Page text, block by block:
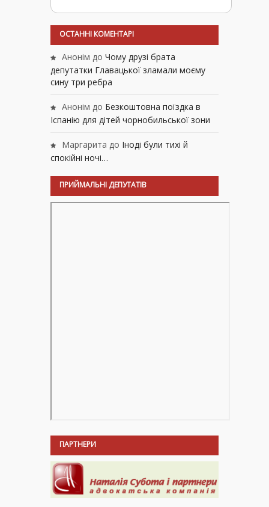
ОСТАННІ КОМЕНТАРІ
Анонім до Чому друзі брата
депутатки Главацької зламали моєму
сину три ребра
Анонім до Безкоштовна поїздка в
Іспанію для дітей чорнобильської зони
Маргарита до Іноді були тихі й
спокійні ночі…
ПРИЙМАЛЬНІ ДЕПУТАТІВ
ПАРТНЕРИ